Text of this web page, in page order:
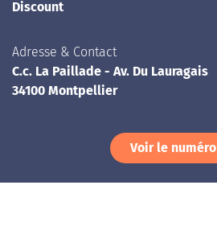
Discount
Adresse & Contact
C.c. La Paillade - Av. Du Lauragais
34100 Montpellier
Voir le numéro